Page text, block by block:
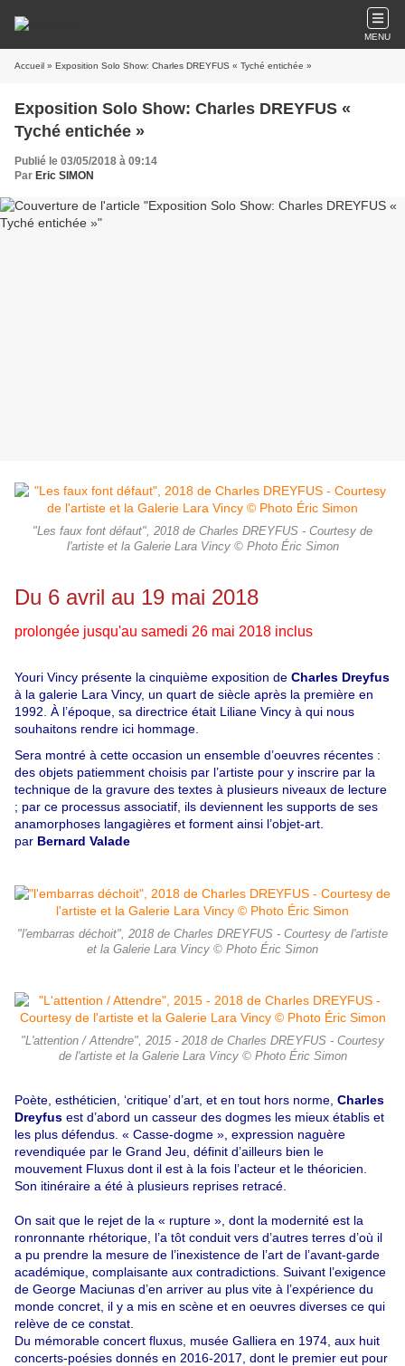
MENU
Accueil » Exposition Solo Show: Charles DREYFUS « Tyché entichée »
Exposition Solo Show: Charles DREYFUS «
Tyché entichée »
Publié le 03/05/2018 à 09:14
Par Eric SIMON
"Les faux font défaut", 2018 de Charles DREYFUS - Courtesy de
l'artiste et la Galerie Lara Vincy © Photo Éric Simon
Du 6 avril au 19 mai 2018
prolongée jusqu'au samedi 26 mai 2018 inclus
Youri Vincy présente la cinquième exposition de Charles Dreyfus
à la galerie Lara Vincy, un quart de siècle après la première en
1992. À l’époque, sa directrice était Liliane Vincy à qui nous
souhaitons rendre ici hommage.
Sera montré à cette occasion un ensemble d’oeuvres récentes :
des objets patiemment choisis par l’artiste pour y inscrire par la
technique de la gravure des textes à plusieurs niveaux de lecture
; par ce processus associatif, ils deviennent les supports de ses
anamorphoses langagières et forment ainsi l’objet-art.
par Bernard Valade
"l'embarras déchoit", 2018 de Charles DREYFUS - Courtesy de l'artiste
et la Galerie Lara Vincy © Photo Éric Simon
"L'attention / Attendre", 2015 - 2018 de Charles DREYFUS - Courtesy
de l'artiste et la Galerie Lara Vincy © Photo Éric Simon
Poète, esthéticien, ‘critique’ d’art, et en tout hors norme, Charles
Dreyfus est d’abord un casseur des dogmes les mieux établis et
les plus défendus. « Casse-dogme », expression naguère
revendiquée par le Grand Jeu, définit d’ailleurs bien le
mouvement Fluxus dont il est à la fois l’acteur et le théoricien.
Son itinéraire a été à plusieurs reprises retracé.
On sait que le rejet de la « rupture », dont la modernité est la
ronronnante rhétorique, l’a tôt conduit vers d’autres terres d’où il
a pu prendre la mesure de l’inexistence de l’art de l’avant-garde
académique, complaisante aux contradictions. Suivant l’exigence
de George Maciunas d’en arriver au plus vite à l’expérience du
monde concret, il y a mis en scène et en oeuvres diverses ce qui
relève de ce constat.
Du mémorable concert fluxus, musée Galliera en 1974, aux huit
concerts-poésies donnés en 2016-2017, dont le premier eut pour